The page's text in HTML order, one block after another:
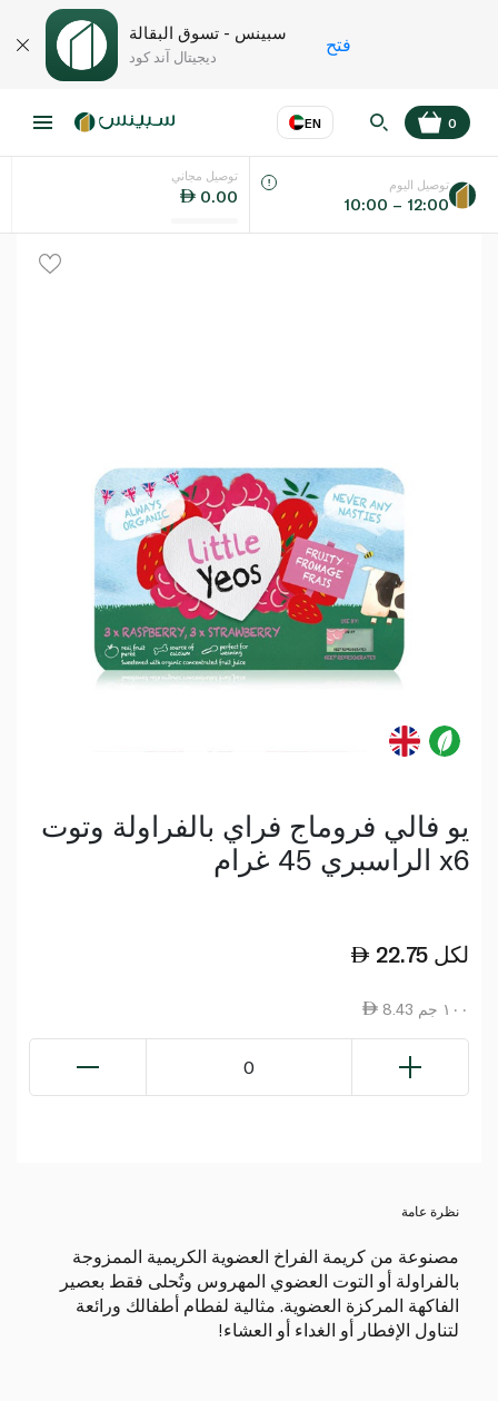
سبينس - تسوق البقالة
ديجيتال آند كود
فتح
EN
اللغة عر
0
توصيل مجاني
0.00
توصيل اليوم
10:00 – 12:00
يو فالي فروماج فراي بالفراولة وتوت
الراسبري 45 غرام x6
22.75 لكل
8.43 ١٠٠ جم
0
نظرة عامة
مصنوعة من كريمة الفراخ العضوية الكريمية الممزوجة
بالفراولة أو التوت العضوي المهروس وتُحلى فقط بعصير
الفاكهة المركزة العضوية. مثالية لفطام أطفالك ورائعة
لتناول الإفطار أو الغداء أو العشاء!